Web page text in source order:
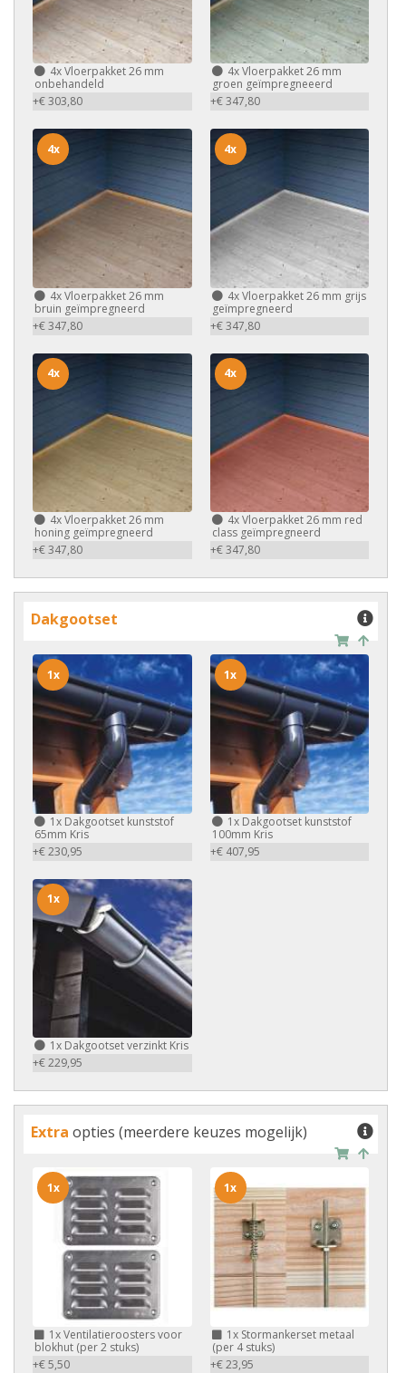
4xVloerpakket 26 mm
onbehandeld
+€ 303,80
4xVloerpakket 26 mm
groen geïmpregneeerd
+€ 347,80
4xVloerpakket 26 mm
bruin geïmpregneerd
+€ 347,80
4x
4xVloerpakket 26 mm grijs
geïmpregneerd
+€ 347,80
4x
4xVloerpakket 26 mm
honing geïmpregneerd
+€ 347,80
4x
4xVloerpakket 26 mm red
class geïmpregneerd
+€ 347,80
4x
Dakgootset
1x Dakgootset kunststof
65mm Kris
+€ 230,95
1x
1xDakgootset kunststof
100mm Kris
+€ 407,95
1x
1x Dakgootset verzinkt Kris
+€ 229,95
1x
Extra opties (meerdere keuzes mogelijk)
1xVentilatieroosters voor
blokhut (per 2 stuks)
+€ 5,50
1x
1xStormankerset metaal
(per 4 stuks)
+€ 23,95
1x